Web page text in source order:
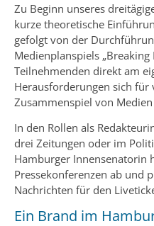
Zu Beginn unseres
kurze theoretische
gefolgt von der
Medienplanspiels „Breaking
Teilnehmenden direkt am
Herausforderungen sich für
Zusammenspiel von
In den Rollen als
drei Zeitungen oder im
Hamburger Innensenatorin
Pressekonferenzen ab und
Nachrichten für den
Ein Brand im